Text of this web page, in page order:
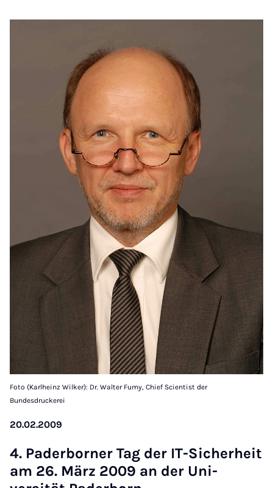
Foto (Karlheinz Wilker): Dr. Walter Fumy, Chief Scientist der
Bundesdruckerei
20.02.2009
4. Pader­borner Tag der IT-Sich­er­heit
am 26. März 2009 an der Uni­